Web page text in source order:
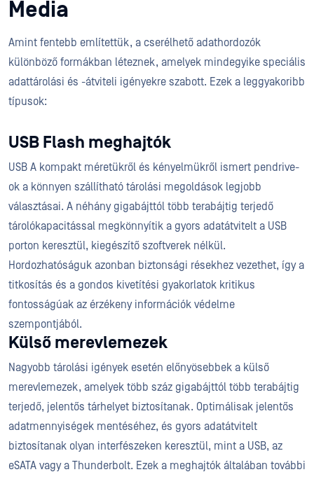
Media
Amint fentebb említettük, a cserélhető adathordozók
különböző formákban léteznek, amelyek mindegyike speciális
adattárolási és -átviteli igényekre szabott. Ezek a leggyakoribb
típusok:
USB Flash meghajtók
USB A kompakt méretükről és kényelmükről ismert pendrive-
ok a könnyen szállítható tárolási megoldások legjobb
választásai. A néhány gigabájttól több terabájtig terjedő
tárolókapacitással megkönnyítik a gyors adatátvitelt a USB
porton keresztül, kiegészítő szoftverek nélkül.
Hordozhatóságuk azonban biztonsági résekhez vezethet, így a
titkosítás és a gondos kivetítési gyakorlatok kritikus
fontosságúak az érzékeny információk védelme
szempontjából.
Külső merevlemezek
Nagyobb tárolási igények esetén előnyösebbek a külső
merevlemezek, amelyek több száz gigabájttól több terabájtig
terjedő, jelentős tárhelyet biztosítanak. Optimálisak jelentős
adatmennyiségek mentéséhez, és gyors adatátvitelt
biztosítanak olyan interfészeken keresztül, mint a USB, az
eSATA vagy a Thunderbolt. Ezek a meghajtók általában további